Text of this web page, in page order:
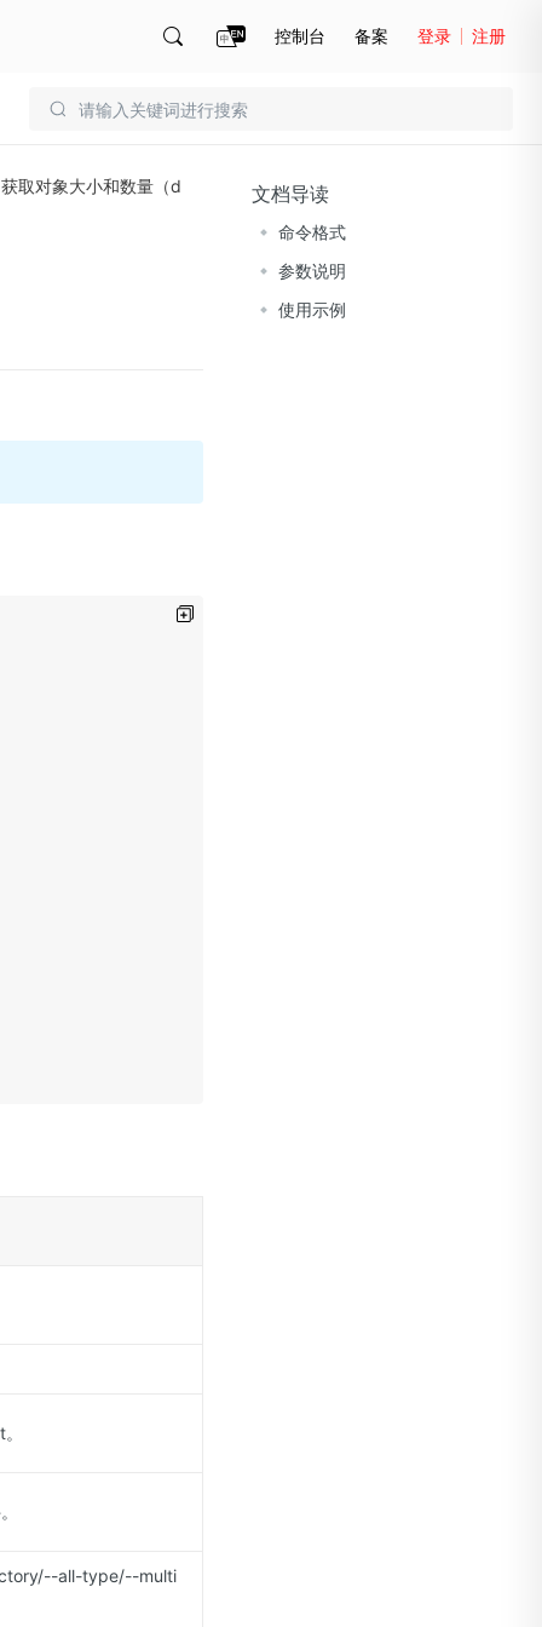
控制台 备案 登录 注册
获取对象大小和数量（d
all-type/--multi
文档导读
命令格式
参数说明
使用示例